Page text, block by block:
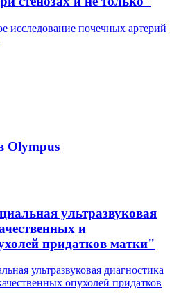
Olympus
ультразвуковая
и
придатков матки"